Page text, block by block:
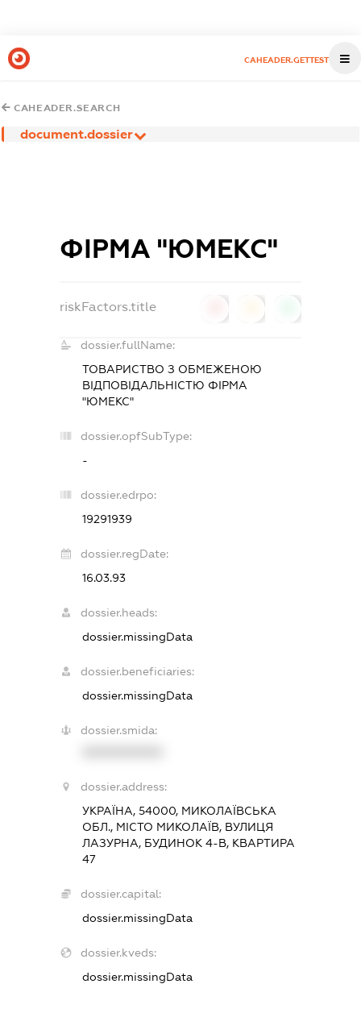
CAHEADER.GETTEST
CAHEADER.SEARCH
document.dossier
ФІРМА "ЮМЕКС"
riskFactors.title
dossier.fullName:
ТОВАРИСТВО З ОБМЕЖЕНОЮ
ВІДПОВІДАЛЬНІСТЮ ФІРМА
"ЮМЕКС"
dossier.opfSubType:
-
dossier.edrpo:
19291939
dossier.regDate:
16.03.93
dossier.heads:
dossier.missingData
dossier.beneficiaries:
dossier.missingData
dossier.smida:
dossier.address:
УКРАЇНА, 54000, МИКОЛАЇВСЬКА
ОБЛ., МІСТО МИКОЛАЇВ, ВУЛИЦЯ
ЛАЗУРНА, БУДИНОК 4-В, КВАРТИРА
47
dossier.capital:
dossier.missingData
dossier.kveds:
dossier.missingData